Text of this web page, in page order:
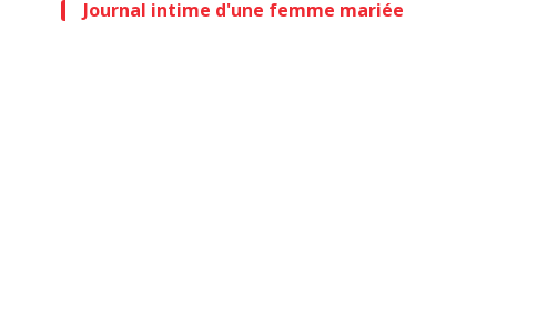
Journal intime d'une femme mariée